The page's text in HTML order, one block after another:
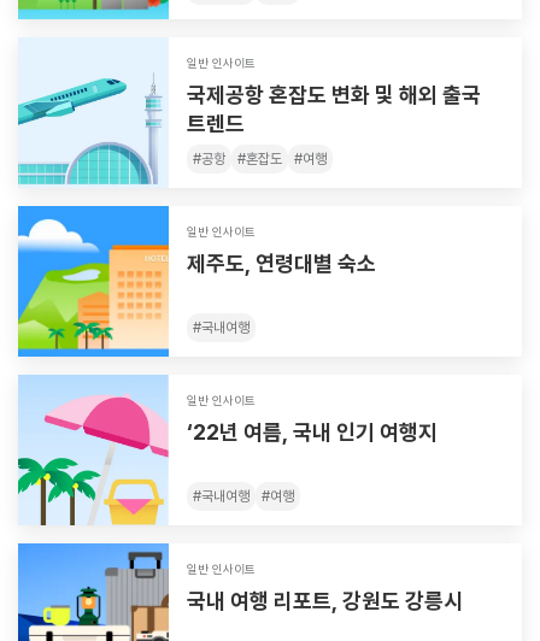
일반 인사이트
국제공항 혼잡도 변화 및 해외 출국
트렌드
#공항 #혼잡도 #여행
일반 인사이트
제주도, 연령대별 숙소
#국내여행
일반 인사이트
‘22년 여름, 국내 인기 여행지
#국내여행 #여행
일반 인사이트
국내 여행 리포트, 강원도 강릉시